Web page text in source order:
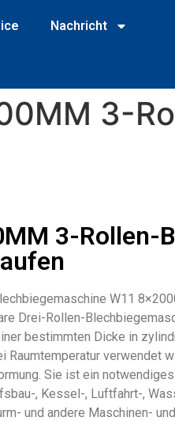
Nachricht
3-
3-Rollen-
W11
Drei-Rollen-
bestimmten Dicke in
Raumtemperatur verwendet
Sie ist ein
, Kessel-, Luftfahrt-,
und andere Maschinen-